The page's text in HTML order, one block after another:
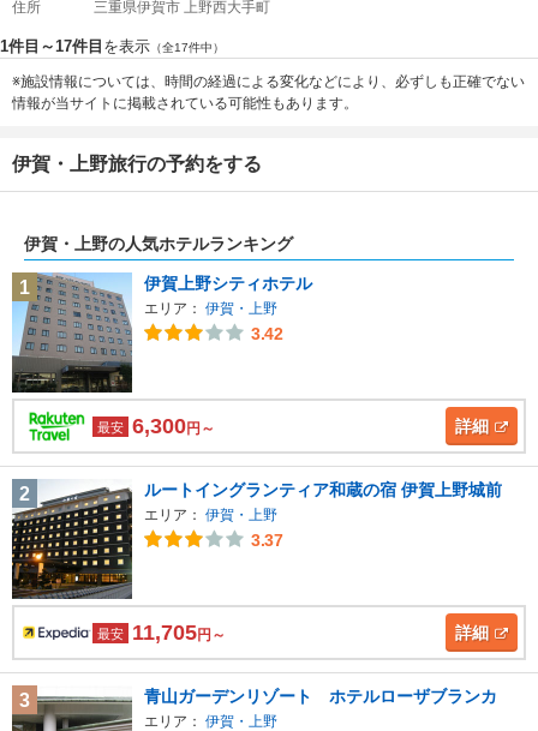
住所 三重県伊賀市 上野西大手町
1件目～17件目 を表示 （全17件中）
※施設情報については、時間の経過による変化などにより、必ずしも正確でない
情報が当サイトに掲載されている可能性もあります。
伊賀・上野旅行の予約をする
伊賀・上野の人気ホテルランキング
1 伊賀上野シティホテル
エリア： 伊賀・上野
3.42
最安 6,300円～ 詳細
2 ルートイングランティア和蔵の宿 伊賀上野城前
エリア： 伊賀・上野
3.37
最安 11,705円～ 詳細
3 青山ガーデンリゾート ホテルローザブランカ
エリア： 伊賀・上野